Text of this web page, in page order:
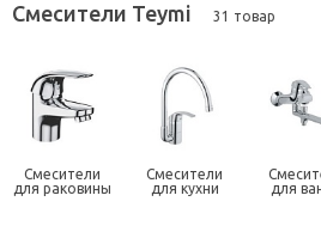
Смесители Teymi 31 товар
Смесители
для раковины
Смесители
для кухни
для